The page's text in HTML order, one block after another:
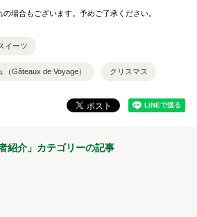
場合もございます。予めご了承ください。
イーツ
Gâteaux de Voyage） クリスマス
紹介 」カテゴリーの記事